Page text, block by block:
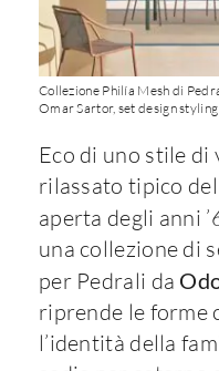
Collezione Philía Mesh di
Omar Sartor, set design
Eco di uno stile
rilassato tipico
aperta degli anni
una collezione di
per Pedrali da
riprende le forme
l’identità della